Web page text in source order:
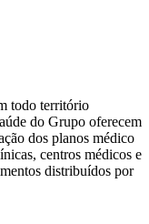
todo território
do Grupo oferecem
dos planos médico
centros médicos e
distribuídos por